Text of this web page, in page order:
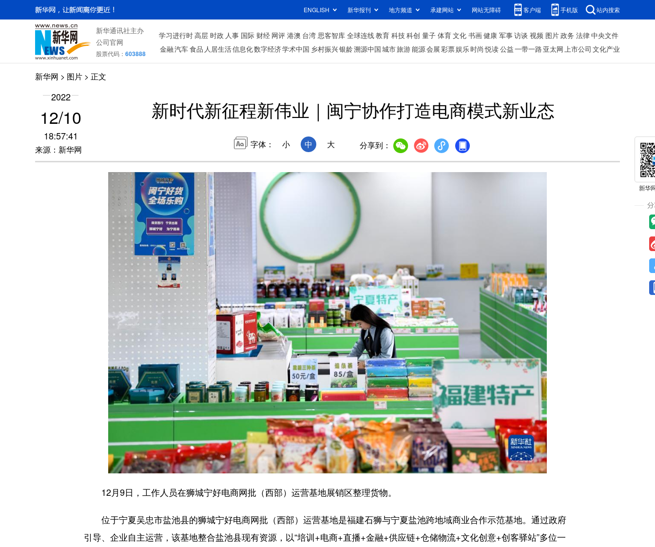
ENGLISH 新华报刊 地方频道 承建网站 网站无障碍 客户端 手机版 站内搜索
新华通讯社主办
公司官网
股票代码： 603888
学习进行时高层 时政 人事 国际 财经 网评 港澳 台湾 思客智库 全球连线教育 科技科创 量子 体育文化 书画健康 军事访谈 视频 图片政务 法律中央文件
金融汽车食品 人居生活信息化数字经济学术中国 乡村振兴银龄溯源中国城市旅游能源会展彩票娱乐时尚 悦读公益一带一路 亚太网上市公司 文化产业
新华网 > 图片 > 正文
2022
12/10
18:57:41
来源：新华网
新时代新征程新伟业｜闽宁协作打造电商模式新业态
字体： 小 中 大 分享到：
12月9日，工作人员在狮城宁好电商网批（西部）运营基地展销区整理货物。
位于宁夏吴忠市盐池县的狮城宁好电商网批（西部）运营基地是福建石狮与宁夏盐池跨地域商业合作示范基地。通过政府
引导、企业自主运营，该基地整合盐池县现有资源，以“培训+电商+直播+金融+供应链+仓储物流+文化创意+创客驿站”多位一